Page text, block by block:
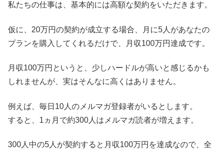
私たちの仕事は、基本的には高額な契約をいただきます。
仮に、20万円の契約が成立する場合、月に5人があなたの
プランを購入してくれるだけで、月収100万円達成です。
月収100万円というと、少しハードルが高いと感じるかも
しれませんが、実はそんなに高くはありません。
例えば、毎日10人のメルマガ登録者がいるとします。
すると、1ヵ月で約300人はメルマガ読者が増えます。
300人中の5人が契約すると月収100万円を達成なので、全